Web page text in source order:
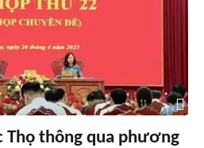
Thọ thông qua phương